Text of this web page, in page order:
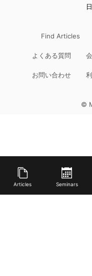
Articles Seminars
Find Articles
よくある質問
お問い合わせ
©